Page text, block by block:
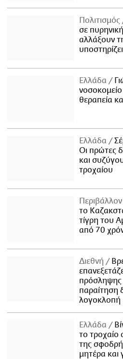
Πολιτισμός
σε
αλλάξουν
Ελλάδα
θεραπεία
Ελλάδα
Οι πρώτες
και
τροχαίου
Περιβάλλον
το
τίγρη του
από 70
Διεθνή
πρόσληψης
παραίτηση
λογοκλοπή
Ελλάδα
το τροχαίο
της
μητέρα και